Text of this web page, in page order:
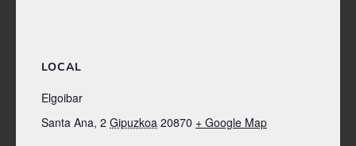
LOCAL
Elgoibar
Santa Ana, 2 Gipuzkoa 20870 + Google Map